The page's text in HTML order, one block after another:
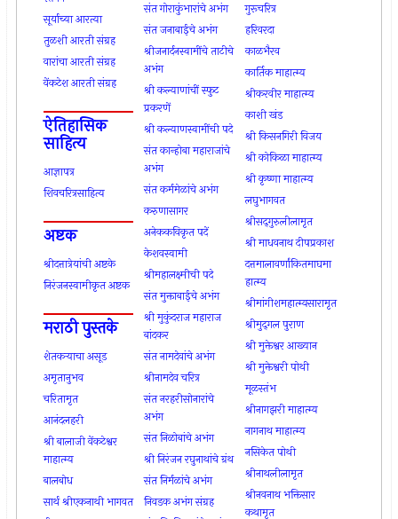
सूर्याच्या आरत्या
तुळशी आरती संग्रह
वारांचा आरती संग्रह
वेंकटेश आरती संग्रह
ऐतिहासिक
साहित्य
आज्ञापत्र
शिवचरित्रसाहित्य
अष्टक
श्रीदत्तात्रेयांची अष्टके
निरंजनस्वामीकृत अष्टक
मराठी पुस्तके
शेतकर्‍याचा असूड
अमृतानुभव
चरितामृत
आनंदलहरी
श्री बालाजी वेंकटेश्वर
माहात्म्य
बालबोध
सार्थ श्रीएकनाथी भागवत
संत गोराकुंभारांचे अभंग
संत जनाबाईचे अभंग
श्रीजनार्दनस्वामींचे ताटीचे
अभंग
श्री कल्याणांचीं स्फुट
प्रकरणें
श्री कल्याणस्वामींची पदे
संत कान्होबा महाराजांचे
अभंग
संत कर्ममेळांचे अभंग
करुणासागर
अनेककविकृत पदें
केशवस्वामी
श्रीमहालक्ष्मीची पदे
संत मुक्ताबाईचे अभंग
श्री मुकुंदराज महाराज
बांदकर
संत नामदेवांचे अभंग
श्रीनामदेव चरित्र
संत नरहरीसोनारांचे
अभंग
संत निळोबांचे अभंग
श्री निरंजन रघुनाथांचे ग्रंथ
संत निर्मळांचे अभंग
निवडक अभंग संग्रह
गुरूचरित्र
हरिवरदा
काळभैरव
कार्तिक माहात्म्य
श्रीकरवीर माहात्म्य
काशी खंड
श्री किसनगिरी विजय
श्री कोकिळा माहात्म्य
श्री कृष्णा माहात्म्य
लघुभागवत
श्रीसद्‍गुरुलीलामृत
श्री माधवनाथ दीपप्रकाश
दत्तमालावर्णांकितमाघमा
हात्म्य
श्रीमांगीशमहात्म्यसारामृत
श्रीमुद्‍गल पुराण
श्री मुक्तेश्वर आख्यान
श्री मुक्तेश्वरी पोथी
मूळस्तंभ
श्रीनागझरी माहात्म्य
नागनाथ माहात्म्य
नसिकेत पोथी
श्रीनाथलीलामृत
श्रीनवनाथ भक्तिसार
कथामृत